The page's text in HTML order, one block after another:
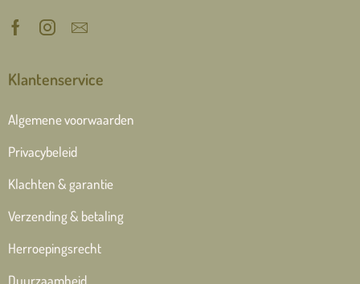
Klantenservice
Algemene voorwaarden
Privacybeleid
Klachten & garantie
Verzending & betaling
Herroepingsrecht
Duurzaamheid